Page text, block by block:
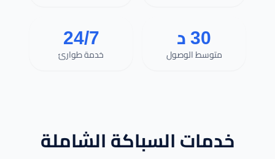
30 د
متوسط الوصول 24/7
خدمة طوارئ
خدمات السباكة الشاملة